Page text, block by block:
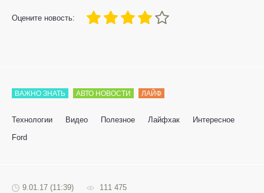
Оцените новость:
80
1 3 4 5
ВАЖНО ЗНАТЬ АВТО НОВОСТИ ЛАЙФ
Технологии Видео Полезное Лайфхак
Интересное
Ford
9.01.17 (11:39) 111 475